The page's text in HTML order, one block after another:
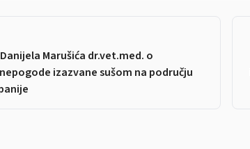
Danijela Marušića dr.vet.med. o
izazvane sušom na području